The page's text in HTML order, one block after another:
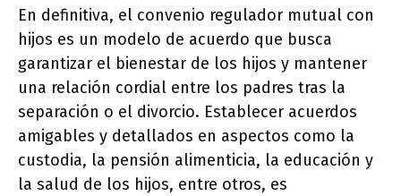
En definitiva, el convenio regulador mutual con
hijos es un modelo de acuerdo que busca
garantizar el bienestar de los hijos y mantener
una relación cordial entre los padres tras la
separación o el divorcio. Establecer acuerdos
amigables y detallados en aspectos como la
custodia, la pensión alimenticia, la educación y
la salud de los hijos, entre otros, es